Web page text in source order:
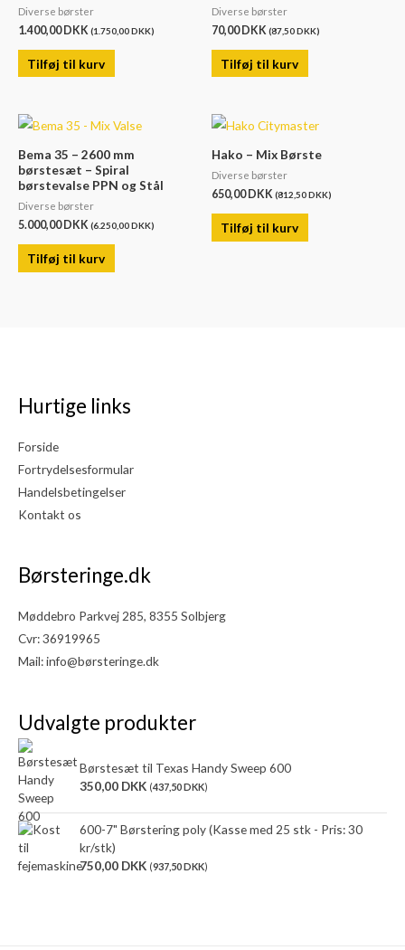
Diverse børster
1.400,00 DKK (1.750,00DKK)
Tilføj til kurv
Diverse børster
70,00 DKK (87,50DKK)
Tilføj til kurv
Bema 35 – 2600 mm
børstesæt – Spiral
børstevalse PPN og Stål
Diverse børster
5.000,00 DKK (6.250,00DKK)
Tilføj til kurv
Hako – Mix Børste
Diverse børster
650,00 DKK (812,50DKK)
Tilføj til kurv
Hurtige links
Forside
Fortrydelsesformular
Handelsbetingelser
Kontakt os
Børsteringe.dk
Møddebro Parkvej 285, 8355 Solbjerg
Cvr: 36919965
Mail:info@børsteringe.dk
Udvalgte produkter
Børstesæt til Texas Handy Sweep 600
350,00 DKK (437,50DKK)
600-7" Børstering poly (Kasse med 25 stk - Pris: 30
kr/stk)
750,00 DKK (937,50DKK)